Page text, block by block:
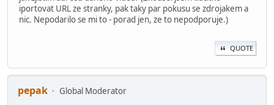
iportovat URL ze stranky, pak taky par pokusu se zdrojakem a
nic. Nepodarilo se mi to - porad jen, ze to nepodporuje.)
QUOTE
pepak
Global Moderator